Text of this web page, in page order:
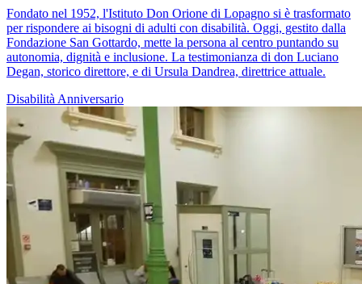
Fondato nel 1952, l'Istituto Don Orione di Lopagno si è trasformato
per rispondere ai bisogni di adulti con disabilità. Oggi, gestito dalla
Fondazione San Gottardo, mette la persona al centro puntando su
autonomia, dignità e inclusione. La testimonianza di don Luciano
Degan, storico direttore, e di Ursula Dandrea, direttrice attuale.
Disabilità Anniversario